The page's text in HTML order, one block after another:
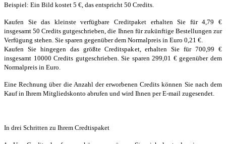
Beispiel: Ein Bild kostet 5 €, das entspricht 50 Credits.
Kaufen Sie das kleinste verfügbare Creditpaket erhalten Sie für 4,79 €
insgesamt 50 Credits gutgeschrieben, die Ihnen für zukünftige Bestellungen zur
Verfügung stehen. Sie sparen gegenüber dem Normalpreis in Euro 0,21 €.
Kaufen Sie hingegen das größte Creditspaket, erhalten Sie für 700,99 €
insgesamt 10000 Credits gutgeschrieben. Sie sparen 299,01 € gegenüber dem
Normalpreis in Euro.
Eine Rechnung über die Anzahl der erworbenen Credits können Sie nach dem
Kauf in Ihrem Mitgliedskonto abrufen und wird Ihnen per E-mail zugesendet.
In drei Schritten zu Ihrem Credtispaket